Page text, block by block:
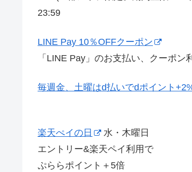
23:59
LINE Pay 10％OFFクーポン
「LINE Pay」のお支払い、クーポ
毎週金、土曜はd払いでdポイント
楽天ぺイの日
水・木曜日
エントリー&楽天ペイ利用で
ぷららポイント＋5倍